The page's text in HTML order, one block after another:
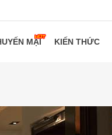
MẠI KIẾN THỨC